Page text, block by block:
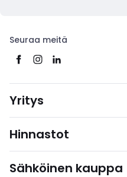
Seuraa meitä
Yritys
Hinnastot
Sähköinen kauppa